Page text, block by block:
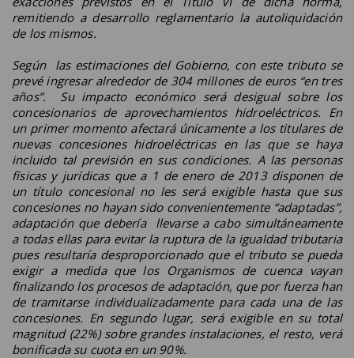
remitiendo a desarrollo reglamentario la autoliquidación
de los mismos.
Según las estimaciones del Gobierno, con este tributo se
prevé ingresar alrededor de 304 millones de euros “en tres
años”. Su impacto económico será desigual sobre los
concesionarios de aprovechamientos hidroeléctricos. En
un primer momento afectará únicamente a los titulares de
nuevas concesiones hidroeléctricas en las que se haya
incluido tal previsión en sus condiciones. A las personas
físicas y jurídicas que a 1 de enero de 2013 disponen de
un título concesional no les será exigible hasta que sus
concesiones no hayan sido convenientemente “adaptadas”,
adaptación que debería llevarse a cabo simultáneamente
a todas ellas para evitar la ruptura de la igualdad tributaria
pues resultaría desproporcionado que el tributo se pueda
exigir a medida que los Organismos de cuenca vayan
finalizando los procesos de adaptación, que por fuerza han
de tramitarse individualizadamente para cada una de las
concesiones. En segundo lugar, será exigible en su total
magnitud (22%) sobre grandes instalaciones, el resto, verá
bonificada su cuota en un 90%.